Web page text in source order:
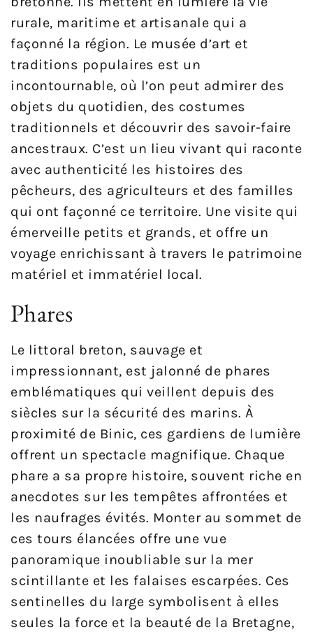
rurale, maritime et artisanale qui a
façonné la région. Le musée d’art et
traditions populaires est un
incontournable, où l’on peut admirer des
objets du quotidien, des costumes
traditionnels et découvrir des savoir-faire
ancestraux. C’est un lieu vivant qui raconte
avec authenticité les histoires des
pêcheurs, des agriculteurs et des familles
qui ont façonné ce territoire. Une visite qui
émerveille petits et grands, et offre un
voyage enrichissant à travers le patrimoine
matériel et immatériel local.
Phares
Le littoral breton, sauvage et
impressionnant, est jalonné de phares
emblématiques qui veillent depuis des
siècles sur la sécurité des marins. À
proximité de Binic, ces gardiens de lumière
offrent un spectacle magnifique. Chaque
phare a sa propre histoire, souvent riche en
anecdotes sur les tempêtes affrontées et
les naufrages évités. Monter au sommet de
ces tours élancées offre une vue
panoramique inoubliable sur la mer
scintillante et les falaises escarpées. Ces
sentinelles du large symbolisent à elles
seules la force et la beauté de la Bretagne,